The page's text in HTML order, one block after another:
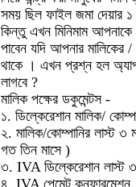
সময় ছিল ফাইল জমা দেয়ার ১
কিন্তু এখন মিনিমাম
পাবেন যদি আপনার মালিকের
থাকে । এখন প্রশ্ন হল
লাগবে ?
মালিক পক্ষের ডকুমেন্টস -
১. ডিল্কেরেশান মালিক/
২. মালিক/কোম্পানির লাস্ট ৩
গত তিন মাসে )
৩. IVA ডিল্কেরেশান লাস্ট